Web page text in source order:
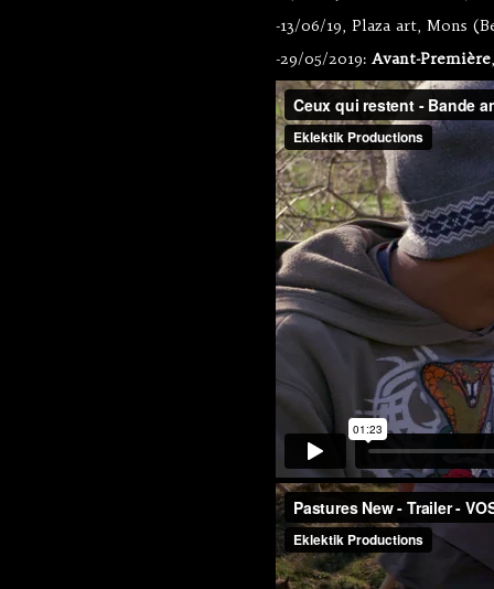
-13/06/19, Plaza art, Mons
-29/05/2019: Avant-Première
Ceux qui restent
Pastures New -